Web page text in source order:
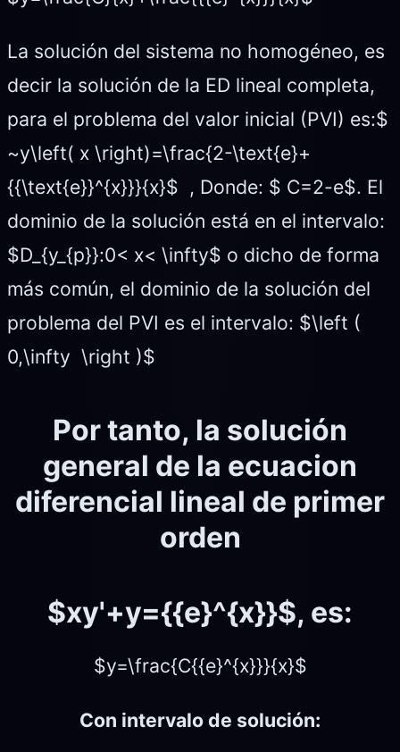
La solución del sistema no homogéneo, es
decir la solución de la ED lineal completa,
para el problema del valor inicial (PVI) es:$
~y\left( x \right)=\frac{2-\text{e}+
{{\text{e}}^{x}}}{x}$ , Donde: $ C=2-e$. El
dominio de la solución está en el intervalo:
$D_{y_{p}}:0< x< \infty$ o dicho de forma
más común, el dominio de la solución del
problema del PVI es el intervalo: $\left (
0,\infty \right )$
Por tanto, la solución
general de la ecuacion
diferencial lineal de primer
orden
$xy'+y={{e}^{x}}$, es:
$y=\frac{C{{e}^{x}}}{x}$
Con intervalo de solución: